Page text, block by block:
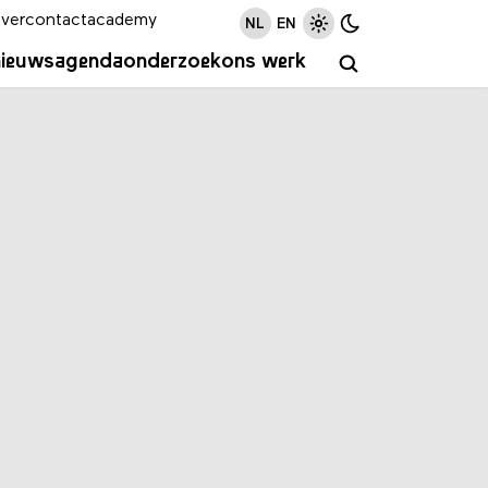
agendaonderzoekons werk
contactacademy NL EN